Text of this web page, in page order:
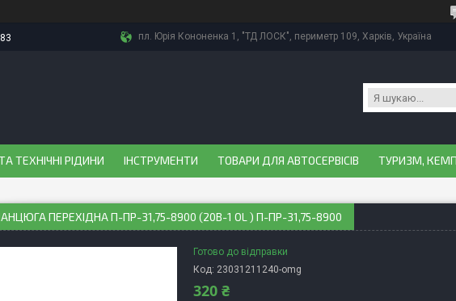
пл. Юрія Кононенка 1, "ТД ЛОСК", периметр 109, Харків, Україна
ТЕХНІЧНІ РІДИНИ ІНСТРУМЕНТИ ТОВАРИ ДЛЯ АВТОСЕРВІСІВ ТУРИЗМ,
ПЕРЕХІДНА П-ПР-31,75-8900 (20B-1 OL ) П-ПР-31,75-8900
Готово до відправки
Код: 23031211240-omg
320 ₴